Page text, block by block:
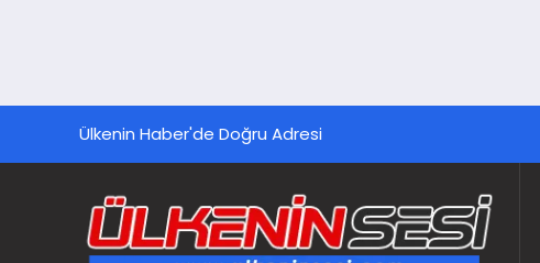
Ülkenin Haber'de Doğru Adresi